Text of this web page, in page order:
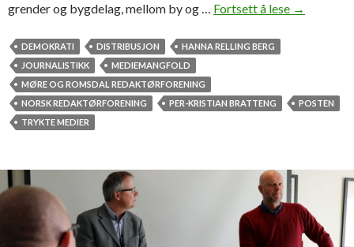
grender og bygdelag, mellom by og … Fortsett å lese M
m
f
o
l
d
→
DEMOKRATI DISTRIBUSJON
HANNA RELLING BERG
JOURNALISTIKK
MEDIEMANGFOLD
MØRE OG ROMSDAL REDAKTØRFORENING
NORSK REDAKTØRFORENING
PER-KRISTIAN BRATTENG
POSTEN
TRYKTE MEDIER